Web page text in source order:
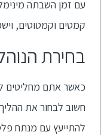
עם זמן השבתה
קמטים וקמטוטים,
בחירת
כאשר אתם מחליטים
חשוב לבחור את
להתייעץ עם מנתח